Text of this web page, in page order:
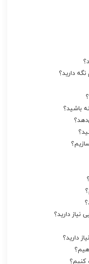
دارید؟
باشید؟
دارید؟
دارید؟
کنیم؟